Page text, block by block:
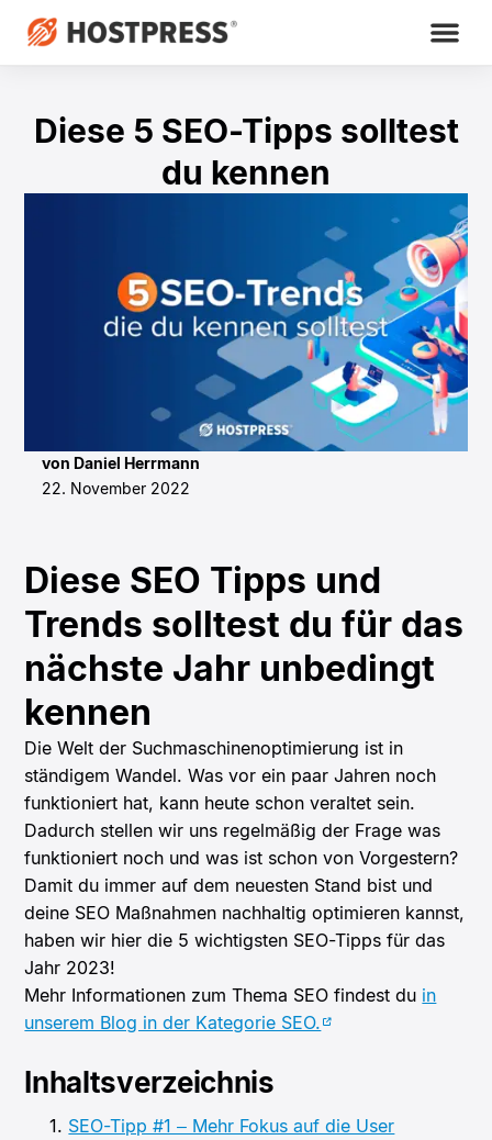
Diese 5 SEO-Tipps solltest
du kennen
von Daniel Herrmann
22. November 2022
Diese SEO Tipps und
Trends solltest du für das
nächste Jahr unbedingt
kennen
Die Welt der Suchmaschinenoptimierung ist in
ständigem Wandel. Was vor ein paar Jahren noch
funktioniert hat, kann heute schon veraltet sein.
Dadurch stellen wir uns regelmäßig der Frage was
funktioniert noch und was ist schon von Vorgestern?
Damit du immer auf dem neuesten Stand bist und
deine SEO Maßnahmen nachhaltig optimieren kannst,
haben wir hier die 5 wichtigsten SEO-Tipps für das
Jahr 2023!
Mehr Informationen zum Thema SEO findest du in
unserem Blog in der Kategorie SEO.
Inhaltsverzeichnis
SEO-Tipp #1 – Mehr Fokus auf die User